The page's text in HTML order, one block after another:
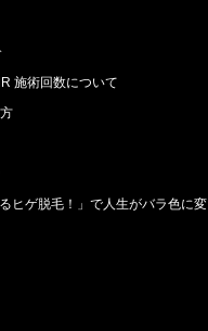
施術回数について
ヒゲ脱毛！」で人生がバラ色に変